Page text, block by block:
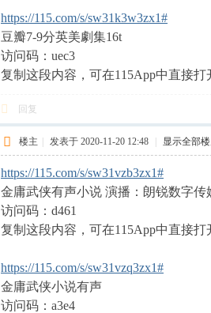
https://115.com/s/sw31k3w3zx1#
豆瓣7-9分英美劇集16t
访问码：uec3
复制这段内容，可在115App中直接打
回复
楼主 发表于 2020-11-20 12:48 显示全部
https://115.com/s/sw31vzb3zx1#
金庸武侠有声小说 演播：朗锐数字传
访问码：d461
复制这段内容，可在115App中直接打
https://115.com/s/sw31vzq3zx1#
金庸武侠小说有声
访问码：a3e4